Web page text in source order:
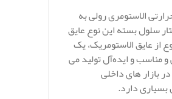
الاستومری رولی به
سلول بسته این نوع عایق
از عایق الاستومریک، یک
و مناسب و ایده‌آل تولید می
بازار های داخلی
بسیاری دارد.